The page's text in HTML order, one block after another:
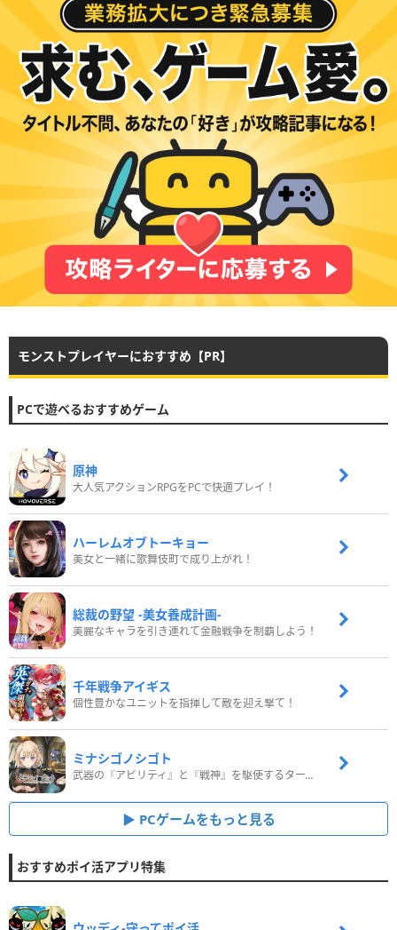
モンストプレイヤーにおすすめ【PR】
PCで遊べるおすすめゲーム
原神
大人気アクションRPGをPCで快適プレイ！
ハーレムオブトーキョー
美女と一緒に歌舞伎町で成り上がれ！
総裁の野望 -美女養成計画-
美麗なキャラを引き連れて金融戦争を制覇しよう！
千年戦争アイギス
個性豊かなユニットを指揮して敵を迎え撃て！
ミナシゴノシゴト
武器の『アビリティ』と『戦神』を駆使するターン制コマンドバトルRPG！
PCゲームをもっと見る
おすすめポイ活アプリ特集